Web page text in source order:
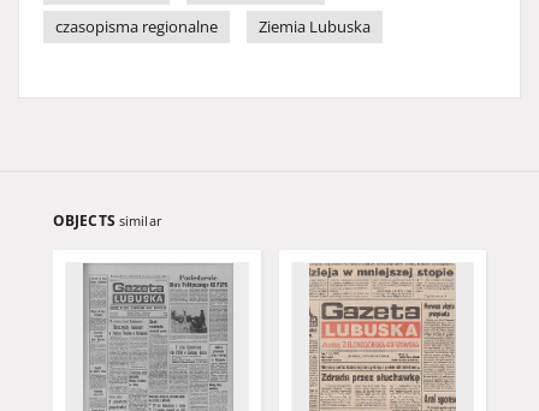
czasopisma regionalne
Ziemia Lubuska
OBJECTS similar